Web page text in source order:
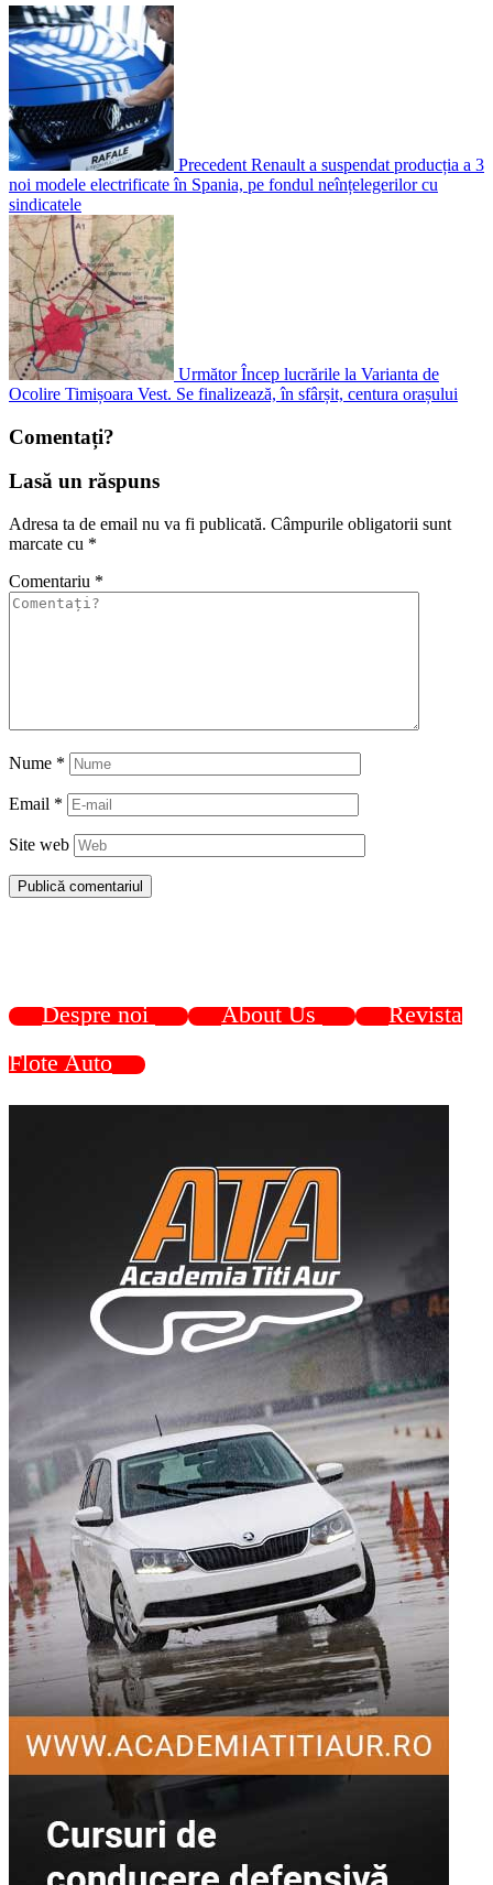
Precedent Renault a suspendat producția a 3
noi modele electrificate în Spania, pe fondul neînțelegerilor cu
sindicatele
Următor Încep lucrările la Varianta de
Ocolire Timișoara Vest. Se finalizează, în sfârșit, centura orașului
Comentați?
Lasă un răspuns
Adresa ta de email nu va fi publicată. Câmpurile obligatorii sunt
marcate cu *
Comentariu *
Nume *
Email *
Site web
Despre noi About Us
Revista
Flote Auto